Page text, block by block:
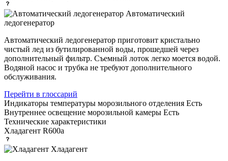
Автоматический
ледогенератор
Автоматический ледогенератор приготовит кристально
чистый лед из бутилированной воды, прошедшей через
дополнительный фильтр. Съемный лоток легко моется водой.
Водяной насос и трубка не требуют дополнительного
обслуживания.
Перейти в глоссарий
Индикаторы температуры морозильного отделения Есть
Внутреннее освещение морозильной камеры Есть
Технические характеристики
Хладагент R600a
Хладагент